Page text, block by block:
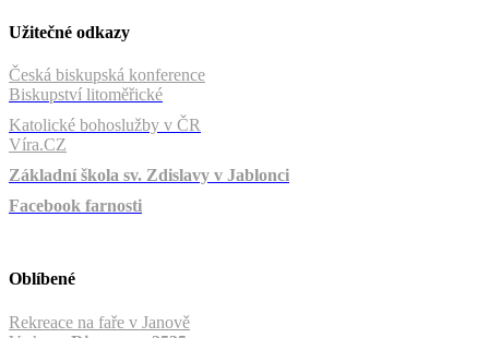
Užitečné odkazy
Česká biskupská konference
Biskupství litoměřické
Katolické bohoslužby v ČR
Víra.CZ
Základní škola sv. Zdislavy v Jablonci
Facebook farnosti
Oblíbené
Rekreace na faře v Janově